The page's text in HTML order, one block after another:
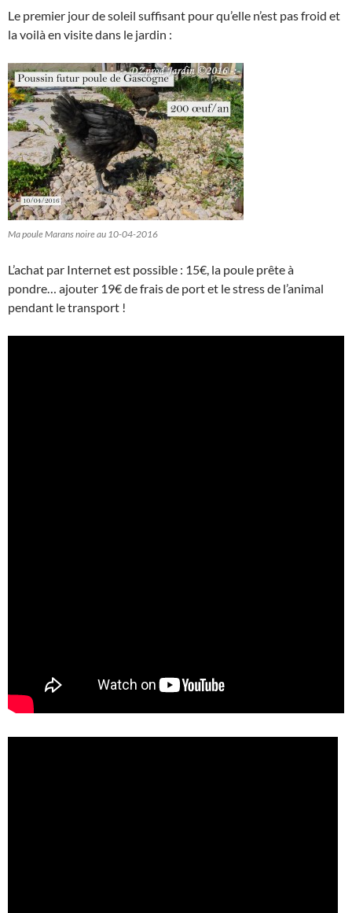
Le premier jour de soleil suffisant pour qu’elle n’est pas froid et
la voilà en visite dans le jardin :
Ma poule Marans noire au 10-04-2016
L’achat par Internet est possible : 15€, la poule prête à
pondre… ajouter 19€ de frais de port et le stress de l’animal
pendant le transport !